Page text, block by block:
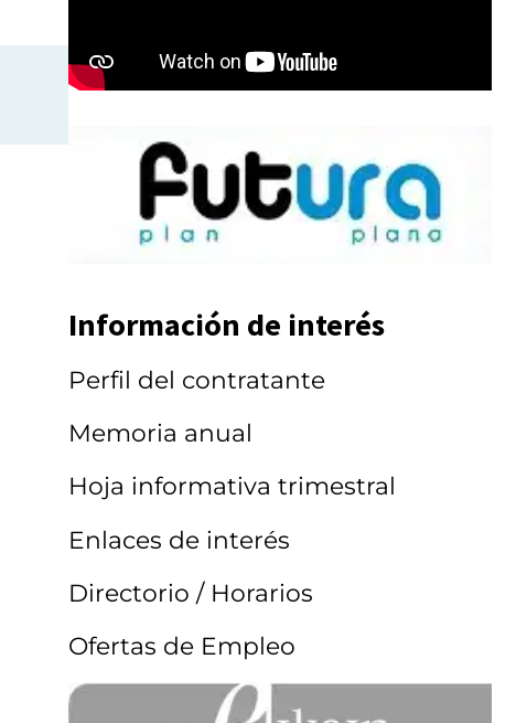
Información de interés
Perfil del contratante
Memoria anual
Hoja informativa trimestral
Enlaces de interés
Directorio / Horarios
Ofertas de Empleo